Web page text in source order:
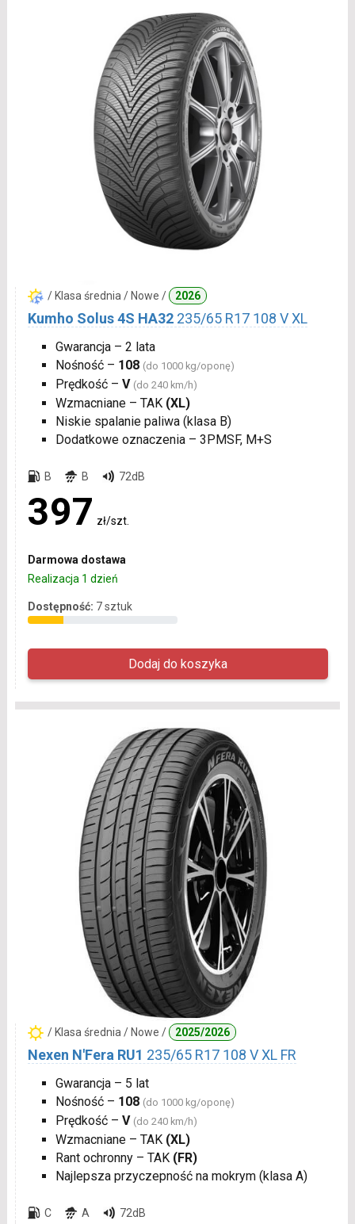
/ Klasa średnia / Nowe / 2026
Kumho Solus 4S HA32 235/65 R17 108 V XL
Gwarancja – 2 lata
Nośność – 108 (do 1000 kg/oponę)
Prędkość – V (do 240 km/h)
Wzmacniane – TAK (XL)
Niskie spalanie paliwa (klasa B)
Dodatkowe oznaczenia – 3PMSF, M+S
B B 72dB
397 zł/szt.
Darmowa dostawa
Realizacja 1 dzień
Dostępność: 7 sztuk
/ Klasa średnia / Nowe / 2025/2026
Nexen N'Fera RU1 235/65 R17 108 V XL FR
Gwarancja – 5 lat
Nośność – 108 (do 1000 kg/oponę)
Prędkość – V (do 240 km/h)
Wzmacniane – TAK (XL)
Rant ochronny – TAK (FR)
Najlepsza przyczepność na mokrym (klasa A)
C A 72dB